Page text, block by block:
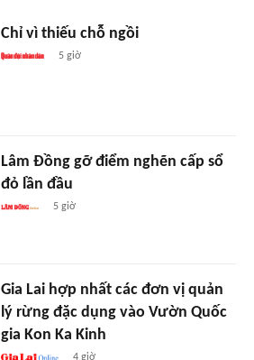
Chỉ vì thiếu chỗ ngồi
5 giờ
Lâm Đồng gỡ điểm nghẽn cấp sổ
đỏ lần đầu
5 giờ
Gia Lai hợp nhất các đơn vị quản
lý rừng đặc dụng vào Vườn Quốc
gia Kon Ka Kinh
4 giờ